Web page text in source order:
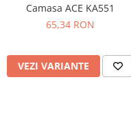
Camasa ACE KA551
65,34 RON
VEZI VARIANTE